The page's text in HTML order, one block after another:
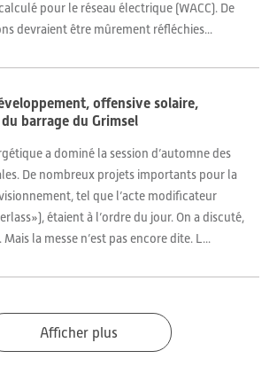
pour le réseau électrique (WACC). De
devraient être mûrement réfléchies...
offensive solaire,
barrage du Grimsel
a dominé la session d’automne des
De nombreux projets importants pour la
tel que l’acte modificateur
étaient à l’ordre du jour. On a discuté,
la messe n’est pas encore dite. L...
Afficher plus